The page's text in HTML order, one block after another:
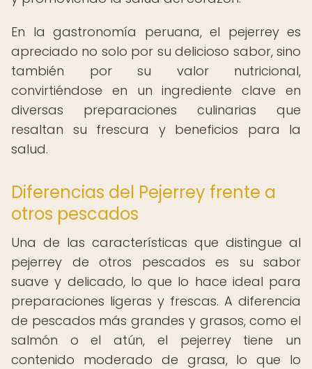
En la gastronomía peruana, el pejerrey es
apreciado no solo por su delicioso sabor, sino
también por su valor nutricional,
convirtiéndose en un ingrediente clave en
diversas preparaciones culinarias que
resaltan su frescura y beneficios para la
salud.
Diferencias del Pejerrey frente a
otros pescados
Una de las características que distingue al
pejerrey de otros pescados es su sabor
suave y delicado, lo que lo hace ideal para
preparaciones ligeras y frescas. A diferencia
de pescados más grandes y grasos, como el
salmón o el atún, el pejerrey tiene un
contenido moderado de grasa, lo que lo